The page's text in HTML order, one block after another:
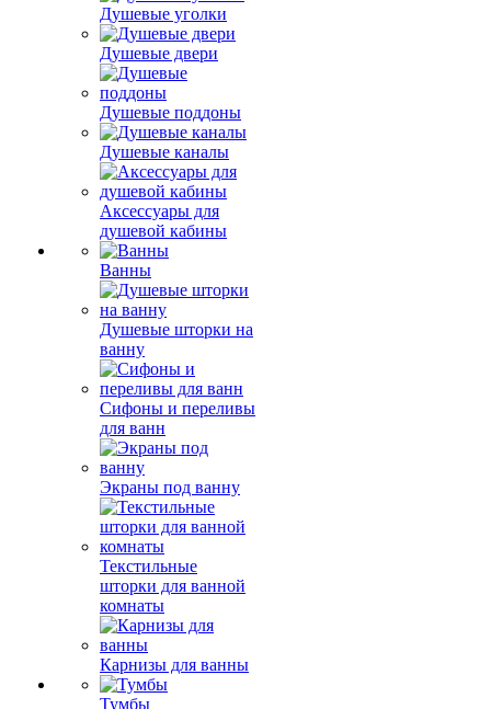
Душевые уголки
Душевые двери
Душевые поддоны
Душевые каналы
Аксессуары для
душевой кабины
Ванны
Душевые шторки на
ванну
Сифоны и переливы
для ванн
Экраны под ванну
Текстильные
шторки для ванной
комнаты
Карнизы для ванны
Тумбы